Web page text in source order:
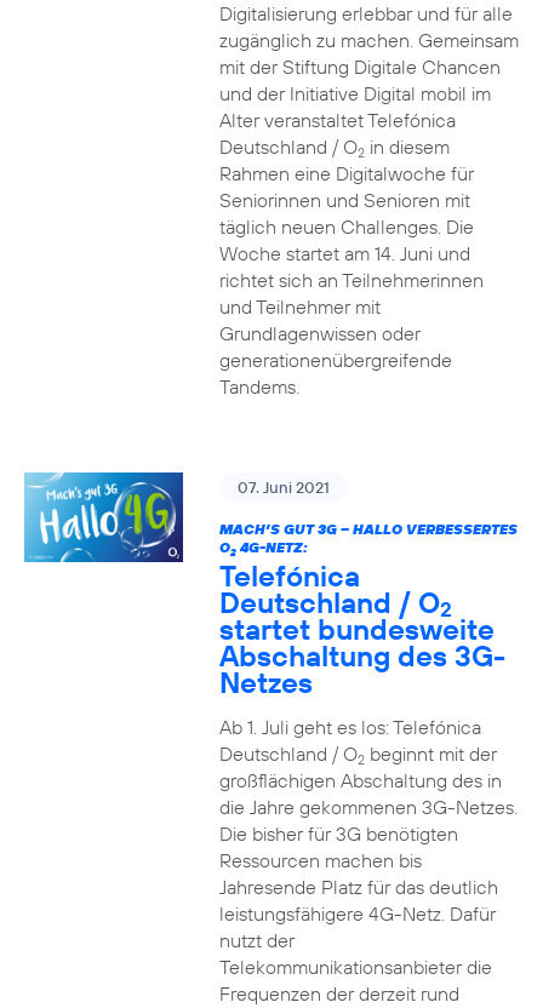
Digitalisierung erlebbar und für alle
zugänglich zu machen. Gemeinsam
mit der Stiftung Digitale Chancen
und der Initiative Digital mobil im
Alter veranstaltet Telefónica
Deutschland / O2in diesem
Rahmen eine Digitalwoche für
Seniorinnen und Senioren mit
täglich neuen Challenges. Die
Woche startet am 14. Juni und
richtet sich an Teilnehmerinnen
und Teilnehmer mit
Grundlagenwissen oder
generationenübergreifende
Tandems.
07. Juni 2021
MACH’S GUT 3G – HALLO VERBESSERTES
O24G-NETZ:
Telefónica
Deutschland / O2
startet bundesweite
Abschaltung des 3G-
Netzes
Ab 1. Juli geht es los: Telefónica
Deutschland / O2beginnt mit der
großflächigen Abschaltung des in
die Jahre gekommenen 3G-Netzes.
Die bisher für 3G benötigten
Ressourcen machen bis
Jahresende Platz für das deutlich
leistungsfähigere 4G-Netz. Dafür
nutzt der
Telekommunikationsanbieter die
Frequenzen der derzeit rund